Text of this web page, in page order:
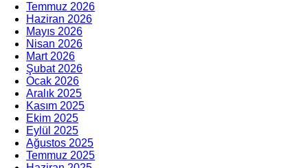
Temmuz 2026
Haziran 2026
Mayıs 2026
Nisan 2026
Mart 2026
Şubat 2026
Ocak 2026
Aralık 2025
Kasım 2025
Ekim 2025
Eylül 2025
Ağustos 2025
Temmuz 2025